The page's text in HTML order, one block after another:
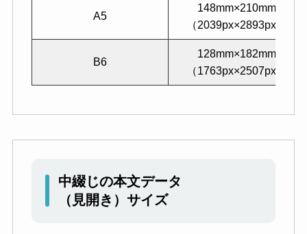
A5
148mm×210mm
（2039px×2893px）
B6
128mm×182mm
（1763px×2507px）
中綴じの本文データ
（見開き）サイズ